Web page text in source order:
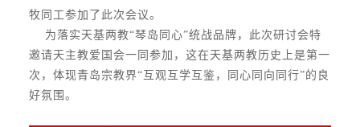
牧同工参加了此次会议。
为落实天基两教“琴岛同心”统战品牌，此次研讨会特
邀请天主教爱国会一同参加，这在天基两教历史上是第一
次，体现青岛宗教界“互观互学互鉴，同心同向同行”的良
好氛围。